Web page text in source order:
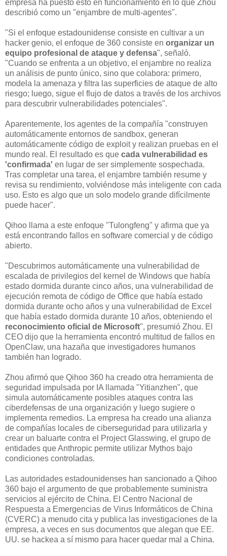
empresa ha puesto esto en funcionamiento en lo que Zhou
describió como un "enjambre de multi-agentes".
"Si el enfoque estadounidense consiste en cultivar a un
hacker genio, el enfoque de 360 consiste en organizar un
equipo profesional de ataque y defensa", señaló.
"Cuando se enfrenta a un objetivo, el enjambre no realiza
un análisis de punto único, sino que colabora: primero,
modela la amenaza y filtra las superficies de ataque de alto
riesgo; luego, sigue el flujo de datos a través de los archivos
para descubrir vulnerabilidades potenciales".
Aparentemente, los agentes de la compañía "construyen
automáticamente entornos de sandbox, generan
automáticamente código de exploit y realizan pruebas en el
mundo real. El resultado es que cada vulnerabilidad es
'confirmada' en lugar de ser simplemente sospechada.
Tras completar una tarea, el enjambre también resume y
revisa su rendimiento, volviéndose más inteligente con cada
uso. Esto es algo que un solo modelo grande difícilmente
puede hacer".
Qihoo llama a este enfoque "Tulongfeng" y afirma que ya
está encontrando fallos en software comercial y de código
abierto.
"Descubrimos automáticamente una vulnerabilidad de
escalada de privilegios del kernel de Windows que había
estado dormida durante cinco años, una vulnerabilidad de
ejecución remota de código de Office que había estado
dormida durante ocho años y una vulnerabilidad de Excel
que había estado dormida durante 10 años, obteniendo el
reconocimiento oficial de Microsoft", presumió Zhou. El
CEO dijo que la herramienta encontró multitud de fallos en
OpenClaw, una hazaña que investigadores humanos
también han logrado.
Zhou afirmó que Qihoo 360 ha creado otra herramienta de
seguridad impulsada por IA llamada "Yitianzhen", que
simula automáticamente posibles ataques contra las
ciberdefensas de una organización y luego sugiere o
implementa remedios. La empresa ha creado una alianza
de compañías locales de ciberseguridad para utilizarla y
crear un baluarte contra el Project Glasswing, el grupo de
entidades que Anthropic permite utilizar Mythos bajo
condiciones controladas.
Las autoridades estadounidenses han sancionado a Qihoo
360 bajo el argumento de que probablemente suministra
servicios al ejército de China. El Centro Nacional de
Respuesta a Emergencias de Virus Informáticos de China
(CVERC) a menudo cita y publica las investigaciones de la
empresa, a veces en sus documentos que alegan que EE.
UU. se hackea a sí mismo para hacer quedar mal a China.